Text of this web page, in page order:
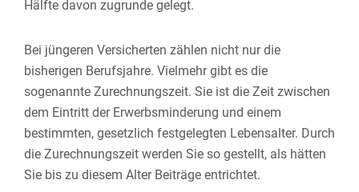
Hälfte davon zugrunde gelegt.
Bei jüngeren Versicherten zählen nicht nur die
bisherigen Berufsjahre. Vielmehr gibt es die
sogenannte Zurechnungszeit. Sie ist die Zeit zwischen
dem Eintritt der Erwerbsminderung und einem
bestimmten, gesetzlich festgelegten Lebensalter. Durch
die Zurechnungszeit werden Sie so gestellt, als hätten
Sie bis zu diesem Alter Beiträge entrichtet.